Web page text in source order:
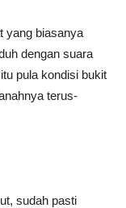
yang biasanya
dengan suara
pula kondisi bukit
terus-
sudah pasti